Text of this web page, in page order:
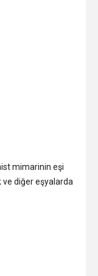
mimarinin eşi
ve diğer eşyalarda